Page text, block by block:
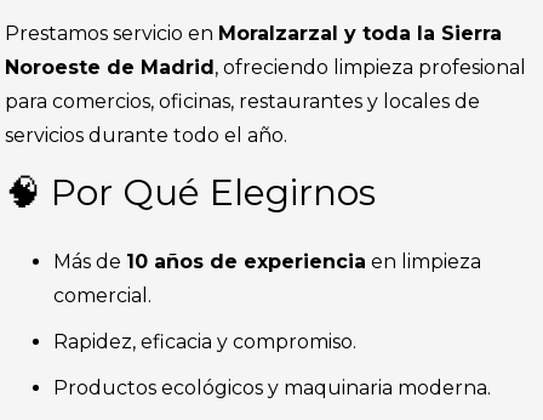
Prestamos servicio en Moralzarzal y toda la Sierra
Noroeste de Madrid , ofreciendo limpieza profesional
para comercios, oficinas, restaurantes y locales de
servicios durante todo el año.
🧠 Por Qué Elegirnos
Más de 10 años de experiencia en limpieza
comercial.
Rapidez, eficacia y compromiso.
Productos ecológicos y maquinaria moderna.